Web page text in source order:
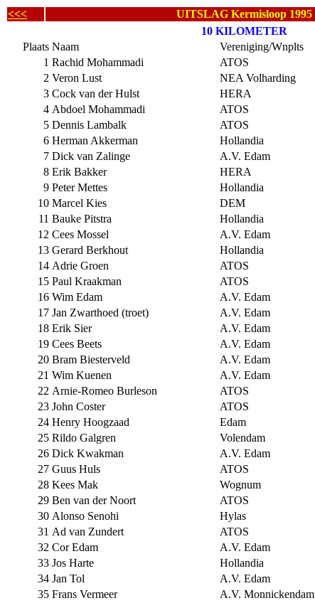
<<< UITSLAG Kermisloop 1995
10 KILOMETER
Plaats Naam Vereniging/Wnplts
1 Rachid Mohammadi ATOS
2 Veron Lust NEA Volharding
3 Cock van der Hulst HERA
4 Abdoel Mohammadi ATOS
5 Dennis Lambalk ATOS
6 Herman Akkerman Hollandia
7 Dick van Zalinge A.V. Edam
8 Erik Bakker HERA
9 Peter Mettes Hollandia
10 Marcel Kies DEM
11 Bauke Pitstra Hollandia
12 Cees Mossel A.V. Edam
13 Gerard Berkhout Hollandia
14 Adrie Groen ATOS
15 Paul Kraakman ATOS
16 Wim Edam A.V. Edam
17 Jan Zwarthoed (troet) A.V. Edam
18 Erik Sier A.V. Edam
19 Cees Beets A.V. Edam
20 Bram Biesterveld A.V. Edam
21 Wim Kuenen A.V. Edam
22 Arnie-Romeo Burleson ATOS
23 John Coster ATOS
24 Henry Hoogzaad Edam
25 Rildo Galgren Volendam
26 Dick Kwakman A.V. Edam
27 Guus Huls ATOS
28 Kees Mak Wognum
29 Ben van der Noort ATOS
30 Alonso Senohi Hylas
31 Ad van Zundert ATOS
32 Cor Edam A.V. Edam
33 Jos Harte Hollandia
34 Jan Tol A.V. Edam
35 Frans Vermeer A.V. Monnickendam